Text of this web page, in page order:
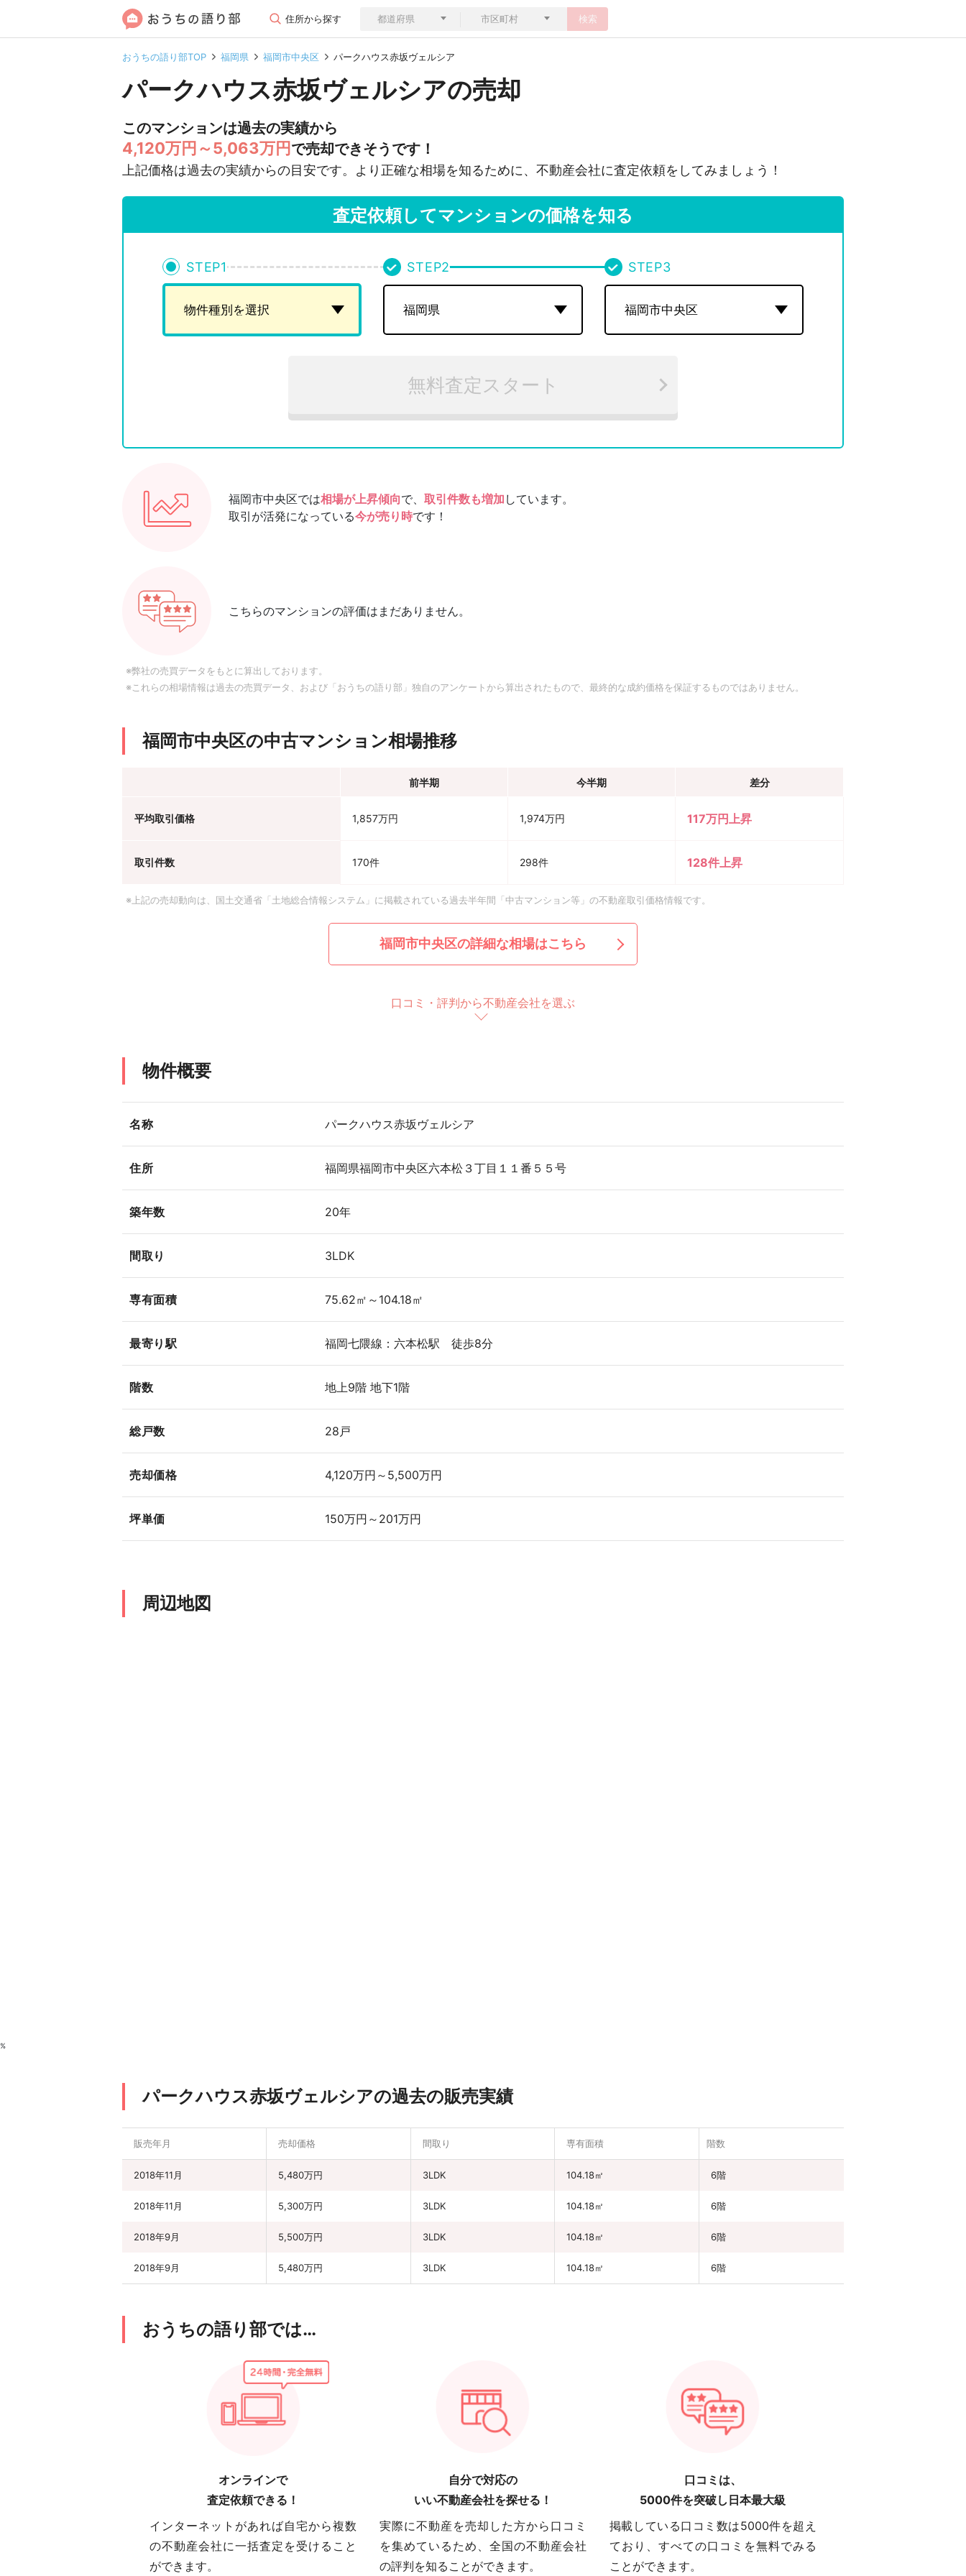
住所から探す 検索
おうちの語り部TOP 福岡県 福岡市中央区 パークハウス赤坂ヴェルシア
パークハウス赤坂ヴェルシアの売却
このマンションは過去の実績から
4,120万円～5,063万円 で売却できそうです！
上記価格は過去の実績からの目安です。より正確な相場を知るために、不動産会社に査定依頼をしてみましょう！
査定依頼してマンションの価格を知る
STEP1 STEP2 STEP3
無料査定スタート
福岡市中央区では相場が上昇傾向で、 取引件数も増加 しています。
取引が活発になっている今が売り時です！
こちらのマンションの評価はまだありません。
※弊社の売買データをもとに算出しております。
※これらの相場情報は過去の売買データ、および「おうちの語り部」独自のアンケートから算出されたもので、最終的な成約価格を保証するものではありません。
福岡市中央区の中古マンション相場推移
前半期 今半期 差分
平均取引価格 1,857万円 1,974万円 117万円上昇
取引件数 170件 298件 128件上昇
※上記の売却動向は、国土交通省「土地総合情報システム」に掲載されている過去半年間「中古マンション等」の不動産取引価格情報です。
福岡市中央区の詳細な相場はこちら
口コミ・評判から不動産会社を選ぶ
物件概要
名称 パークハウス赤坂ヴェルシア
住所 福岡県福岡市中央区六本松３丁目１１番５５号
築年数 20年
間取り 3LDK
専有面積 75.62㎡～104.18㎡
最寄り駅 福岡七隈線：六本松駅 徒歩8分
階数 地上9階 地下1階
総戸数 28戸
売却価格 4,120万円～5,500万円
坪単価 150万円～201万円
周辺地図
%
パークハウス赤坂ヴェルシアの過去の販売実績
販売年月 売却価格 間取り 専有面積 階数
2018年11月 5,480万円 3LDK 104.18㎡ 6階
2018年11月 5,300万円 3LDK 104.18㎡ 6階
2018年9月 5,500万円 3LDK 104.18㎡ 6階
2018年9月 5,480万円 3LDK 104.18㎡ 6階
おうちの語り部では…
オンラインで
査定依頼できる！
インターネットがあれば自宅から複数
の不動産会社に一括査定を受けること
ができます。
自分で対応の
いい不動産会社を探せる！
実際に不動産を売却した方から口コミ
を集めているため、全国の不動産会社
の評判を知ることができます。
口コミは、
5000件を突破し日本最大級
掲載している口コミ数は5000件を超え
ており、すべての口コミを無料でみる
ことができます。